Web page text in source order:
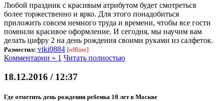
Любой праздник с красивым атрибутом будет смотреться
более торжественно и ярко. Для этого понадобиться
приложить совсем немного труда и времени, чтобы все гости
помнили красивое оформление. И сегодня, мы научим вам
делать цифру 2 на день рождения своими руками из салфеток.
Разместил: viki0884 [offline]
Комментарии » 1 Читать полностью
18.12.2016 / 12:37
Где отметить день рождения ребенка 10 лет в Москве